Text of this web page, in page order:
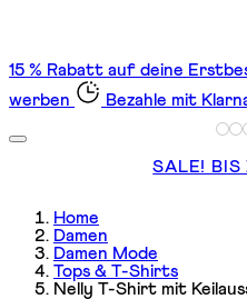
15 % Rabatt auf deine
werben
Bezahle mit
SALE! BIS
Home
Damen
Damen Mode
Tops & T-Shirts
Nelly T-Shirt mit